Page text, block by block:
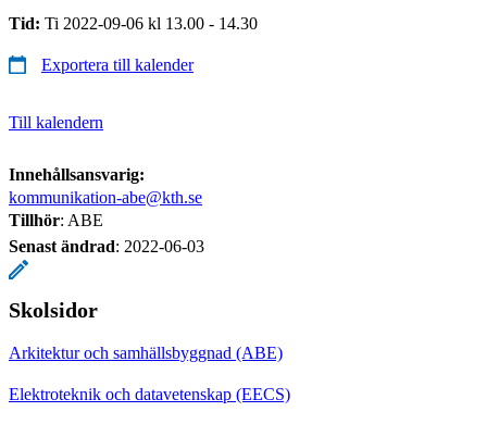
Tid: Ti 2022-09-06 kl 13.00 - 14.30
Exportera till kalender
Till kalendern
Innehållsansvarig:
kommunikation-abe@kth.se
Tillhör: ABE
Senast ändrad: 2022-06-03
Skolsidor
Arkitektur och samhällsbyggnad (ABE)
Elektroteknik och datavetenskap (EECS)